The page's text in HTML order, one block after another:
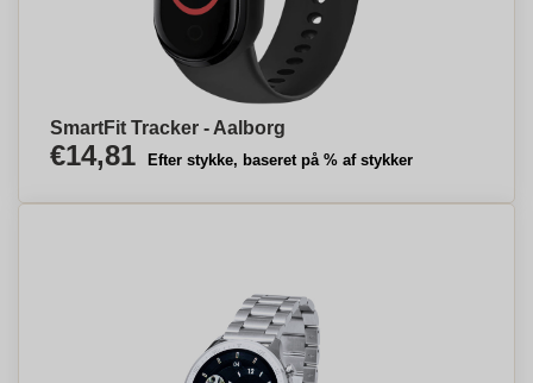
SmartFit Tracker - Aalborg
€14,81 Efter stykke, baseret på % af stykker